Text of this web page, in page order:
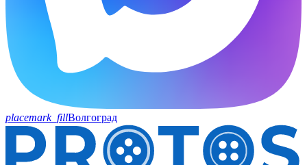
placemark_fillВолгоград